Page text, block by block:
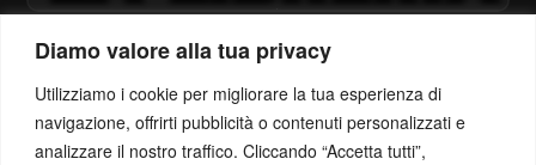
Diamo valore alla tua privacy
Utilizziamo i cookie per migliorare la tua esperienza di
navigazione, offrirti pubblicità o contenuti personalizzati e
analizzare il nostro traffico. Cliccando “Accetta tutti”,